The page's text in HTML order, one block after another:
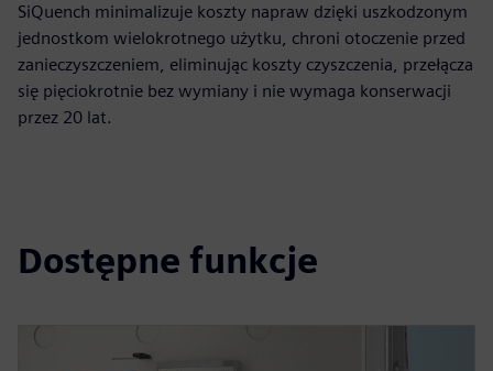
SiQuench minimalizuje koszty napraw dzięki uszkodzonym
jednostkom wielokrotnego użytku, chroni otoczenie przed
zanieczyszczeniem, eliminując koszty czyszczenia, przełącza
się pięciokrotnie bez wymiany i nie wymaga konserwacji
przez 20 lat.
Dostępne funkcje